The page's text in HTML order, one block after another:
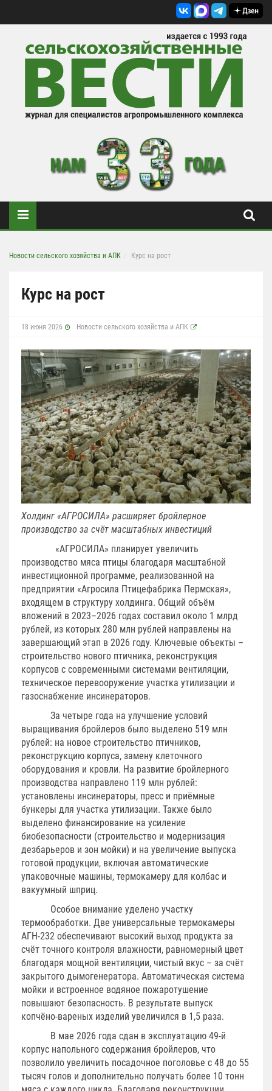
Новости сельского хозяйства и АПК Курс на рост
Курс на рост
18 июня 2026 Новости сельского хозяйства и АПК
Холдинг «АГРОСИЛА» расширяет бройлерное
производство за счёт масштабных инвестиций
«АГРОСИЛА» планирует увеличить
производство мяса птицы благодаря масштабной
инвестиционной программе, реализованной на
предприятии «Агросила Птицефабрика Пермская»,
входящем в структуру холдинга. Общий объём
вложений в 2023–2026 годах составил около 1 млрд
рублей, из которых 280 млн рублей направлены на
завершающий этап в 2026 году. Ключевые объекты –
строительство нового птичника, реконструкция
корпусов с современными системами вентиляции,
техническое перевооружение участка утилизации и
газоснабжение инсинераторов.
За четыре года на улучшение условий
выращивания бройлеров было выделено 519 млн
рублей: на новое строительство птичников,
реконструкцию корпуса, замену клеточного
оборудования и кровли. На развитие бройлерного
производства направлено 119 млн рублей:
установлены инсинераторы, пресс и приёмные
бункеры для участка утилизации. Также было
выделено финансирование на усиление
биобезопасности (строительство и модернизация
дезбарьеров и зон мойки) и на увеличение выпуска
готовой продукции, включая автоматические
упаковочные машины, термокамеру для колбас и
вакуумный шприц.
Особое внимание уделено участку
термообработки. Две универсальные термокамеры
АГН‑232 обеспечивают высокий выход продукта за
счёт точного контроля влажности, равномерный цвет
благодаря мощной вентиляции, чистый вкус – за счёт
закрытого дымогенератора. Автоматическая система
мойки и встроенное водяное пожаротушение
повышают безопасность. В результате выпуск
копчёно-вареных изделий увеличился в 1,5 раза.
В мае 2026 года сдан в эксплуатацию 49‑й
корпус напольного содержания бройлеров, что
позволило увеличить посадочное поголовье с 48 до 55
тысяч голов и дополнительно получать более 10 тонн